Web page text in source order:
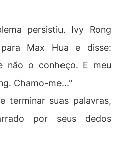
persistiu. Ivy Rong
Max Hua e disse:
não o conheço. E meu
Chamo-me..."
terminar suas palavras,
por seus dedos